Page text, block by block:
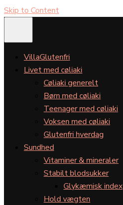
Skip to Content
VillaGlutenfri
Livet med cøliaki
Cøliaki generelt
Børn med cøliaki
Teenager med cøliaki
Voksen med cøliaki
Glutenfri hverdag
Sundhed
Vitaminer & mineraler
Stabilt blodsukker
Glykæmisk index
Hold vægten